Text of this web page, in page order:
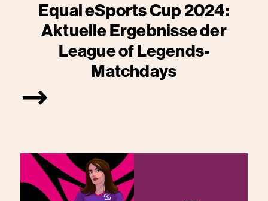
Equal eSports Cup 2024:
Aktuelle Ergebnisse der
League of Legends-
Matchdays